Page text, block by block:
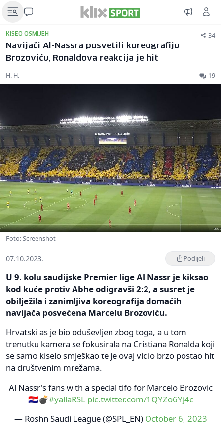
KISEO OSMIJEH 34
Navijači Al-Nassra posvetili koreografiju
Brozoviću, Ronaldova reakcija je hit
H. H. 19
Foto: Screenshot
07.10.2023. Podijeli
U 9. kolu saudijske Premier lige Al Nassr je kiksao
kod kuće protiv Abhe odigravši 2:2, a susret je
obilježila i zanimljiva koreografija domaćih
navijača posvećena Marcelu Brozoviću.
Hrvatski as je bio oduševljen zbog toga, a u tom
trenutku kamera se fokusirala na Cristiana Ronalda koji
se samo kiselo smješkao te je ovaj vidio brzo postao hit
na društvenim mrežama.
Al Nassr's fans with a special tifo for Marcelo Brozovic
🇭🇷💣#yallaRSL pic.twitter.com/1QYZo6Yj4c
— Roshn Saudi League (@SPL_EN) October 6, 2023